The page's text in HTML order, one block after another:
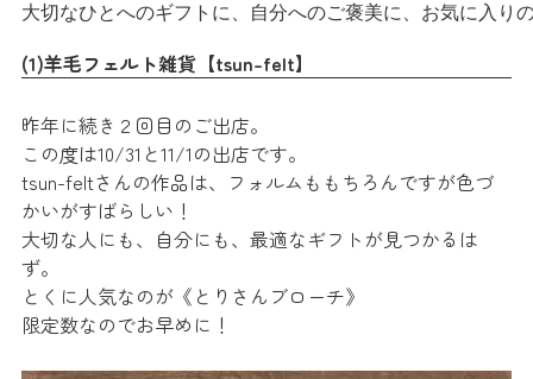
大切なひとへのギフトに、自分へのご褒美に、お気に入り
(1)羊毛フェルト雑貨【tsun-felt】
昨年に続き２回目のご出店。
この度は10/31と11/1の出店です。
tsun-feltさんの作品は、フォルムももちろんですが色づ
かいがすばらしい！
大切な人にも、自分にも、最適なギフトが見つかるは
ず。
とくに人気なのが《とりさんブローチ》
限定数なのでお早めに！